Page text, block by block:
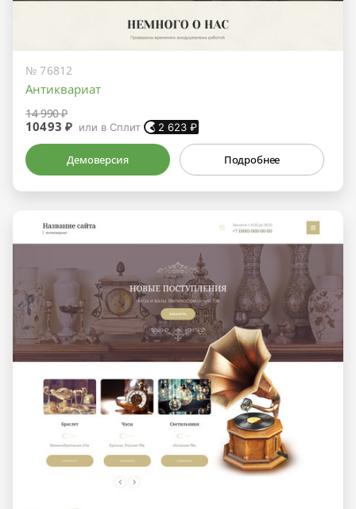
№ 76812
Антиквариат
14 990 ₽
10493 ₽ или в Сплит 2 623 ₽
Демоверсия Подробнее